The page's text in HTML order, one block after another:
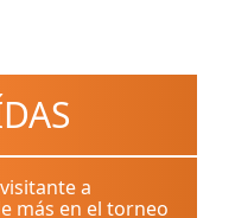
a
más en el torneo